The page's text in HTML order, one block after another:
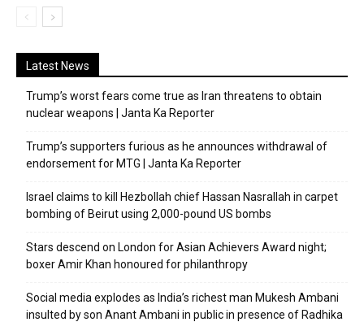
Latest News
Trump’s worst fears come true as Iran threatens to obtain
nuclear weapons | Janta Ka Reporter
Trump’s supporters furious as he announces withdrawal of
endorsement for MTG | Janta Ka Reporter
Israel claims to kill Hezbollah chief Hassan Nasrallah in carpet
bombing of Beirut using 2,000-pound US bombs
Stars descend on London for Asian Achievers Award night;
boxer Amir Khan honoured for philanthropy
Social media explodes as India’s richest man Mukesh Ambani
insulted by son Anant Ambani in public in presence of Radhika